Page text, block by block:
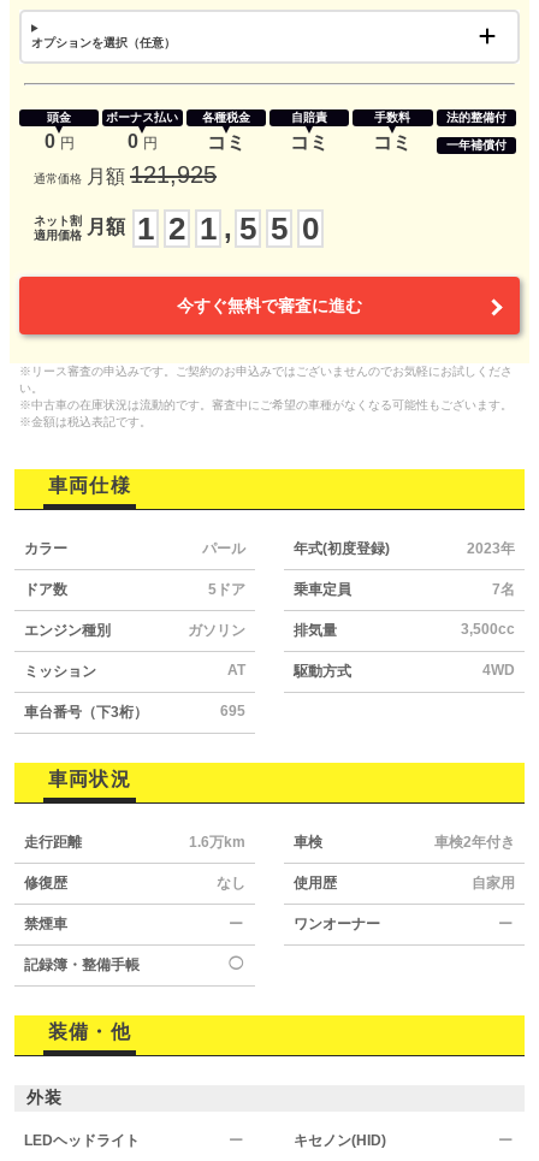
オプションを選択（任意）
頭金
0 円
ボーナス払い
0 円
各種税金
コミ
自賠責
コミ
手数料
コミ
法的整備付
一年補償付
通常価格 月額 121,925
ネット割
適用価格
月額 1 2 1 , 5 5 0
今すぐ無料で審査に進む
※リース審査の申込みです。ご契約のお申込みではございませんのでお気軽にお試しくださ
い。
※中古車の在庫状況は流動的です。審査中にご希望の車種がなくなる可能性もございます。
※金額は税込表記です。
車両仕様
カラー パール 年式(初度登録) 2023年
ドア数 5ドア 乗車定員 7名
エンジン種別 ガソリン 排気量 3,500cc
ミッション AT 駆動方式 4WD
車台番号（下3桁） 695
車両状況
走行距離 1.6万km 車検 車検2年付き
修復歴 なし 使用歴 自家用
禁煙車 ー ワンオーナー ー
記録簿・整備手帳 ◯
装備・他
外装
LEDヘッドライト ー キセノン(HID) ー